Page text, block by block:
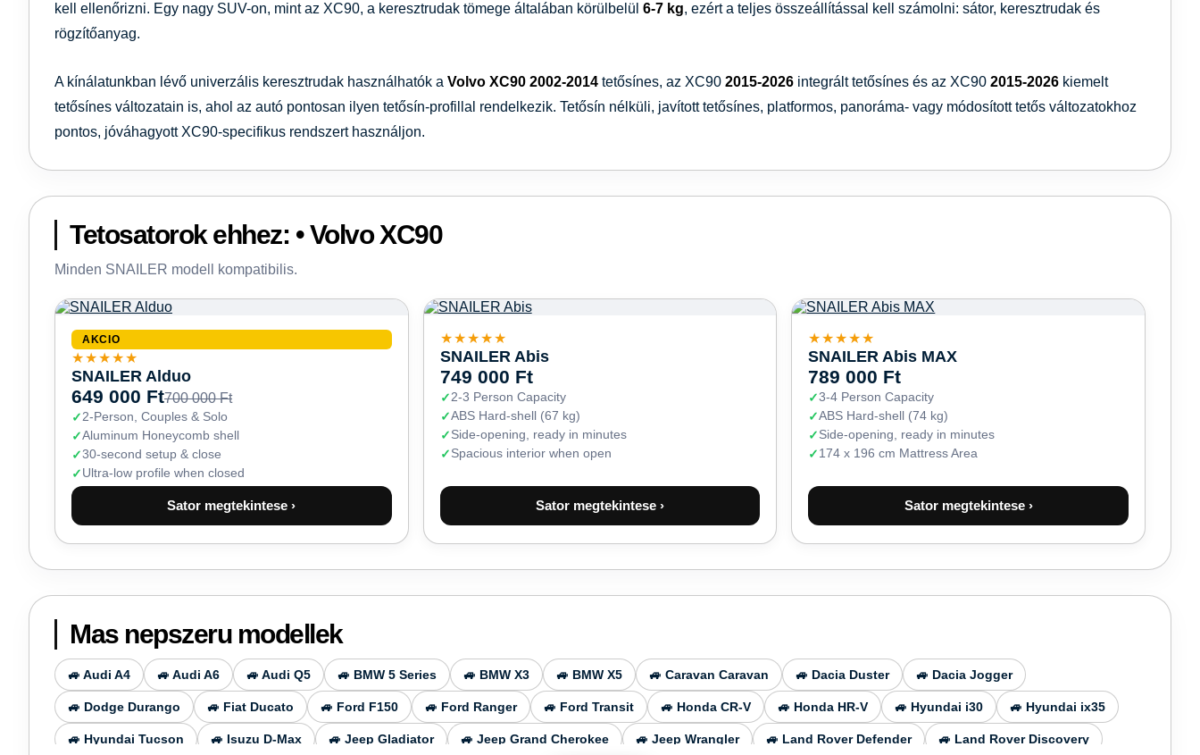
kell ellenőrizni. Egy nagy SUV-on, mint az XC90, a keresztrudak tömege általában körülbelül 6-7 kg, ezért a teljes összeállítással kell számolni: sátor, keresztrudak és
rögzítőanyag.
A kínálatunkban lévő univerzális keresztrudak használhatók a Volvo XC90 2002-2014 tetősínes, az XC90 2015-2026 integrált tetősínes és az XC90 2015-2026 kiemelt
tetősínes változatain is, ahol az autó pontosan ilyen tetősín-profillal rendelkezik. Tetősín nélküli, javított tetősínes, platformos, panoráma- vagy módosított tetős változatokhoz
pontos, jóváhagyott XC90-specifikus rendszert használjon.
Tetosatorok ehhez: • Volvo XC90
Minden SNAILER modell kompatibilis.
AKCIO
★★★★★
SNAILER Alduo
649 000 Ft700 000 Ft
2-Person, Couples & Solo
Aluminum Honeycomb shell
30-second setup & close
Ultra-low profile when closed
Sator megtekintese ›
★★★★★
SNAILER Abis
749 000 Ft
2-3 Person Capacity
ABS Hard-shell (67 kg)
Side-opening, ready in minutes
Spacious interior when open
Sator megtekintese ›
★★★★★
SNAILER Abis MAX
789 000 Ft
3-4 Person Capacity
ABS Hard-shell (74 kg)
Side-opening, ready in minutes
174 x 196 cm Mattress Area
Sator megtekintese ›
Mas nepszeru modellek
🚙 Audi A4 🚙 Audi A6 🚙 Audi Q5 🚙 BMW 5 Series 🚙 BMW X3 🚙 BMW X5 🚙 Caravan Caravan 🚙 Dacia Duster 🚙 Dacia Jogger
🚙 Dodge Durango 🚙 Fiat Ducato 🚙 Ford F150 🚙 Ford Ranger 🚙 Ford Transit 🚙 Honda CR-V 🚙 Honda HR-V 🚙 Hyundai i30 🚙 Hyundai ix35
🚙 Hyundai Tucson 🚙 Isuzu D-Max 🚙 Jeep Gladiator 🚙 Jeep Grand Cherokee 🚙 Jeep Wrangler 🚙 Land Rover Defender 🚙 Land Rover Discovery